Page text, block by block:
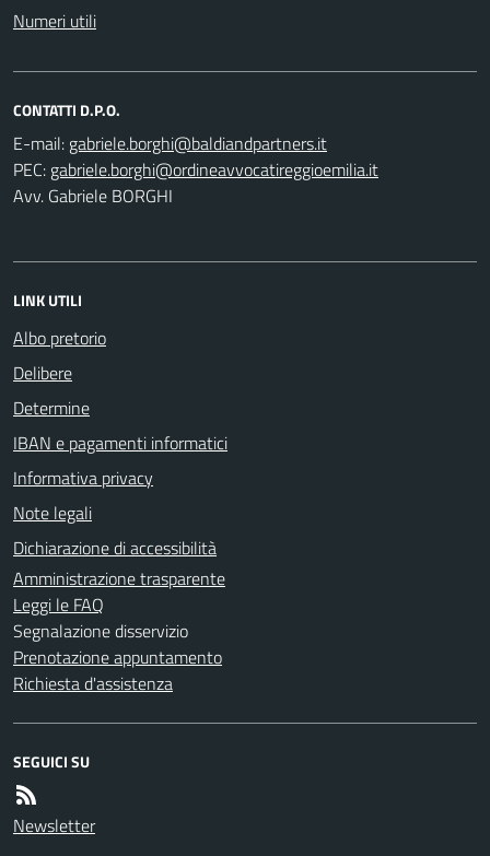
Numeri utili
CONTATTI D.P.O.
E-mail:
PEC:
Avv. Gabriele BORGHI
LINK UTILI
Albo pretorio
Delibere
Determine
IBAN e pagamenti informatici
Informativa privacy
Note legali
Dichiarazione di accessibilità
Amministrazione trasparente
Leggi le FAQ
Segnalazione disservizio
Prenotazione appuntamento
Richiesta d'assistenza
SEGUICI SU
Newsletter